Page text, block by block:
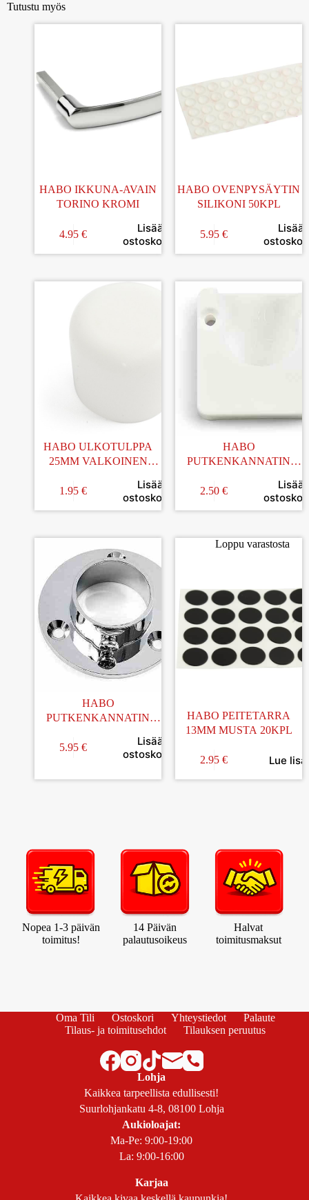
Tutustu myös
HABO IKKUNA-AVAIN
TORINO KROMI
4.95 €
Lisää
ostoskoriin
HABO OVENPYSÄYTIN
SILIKONI 50KPL
5.95 €
Lisää
HABO ULKOTULPPA
25MM VALKOINEN
1.95 €
Lisää
ostoskoriin
HABO
PUTKENKANNATIN
25/30MM
2.50 €
Lisää
HABO
PUTKENKANNATIN
5.95 €
Lisää
ostoskoriin
Loppu varastosta
HABO PEITETARRA
13MM MUSTA 20KPL
2.95 € Lue
Nopea 1-3 päivän
toimitus!
14 Päivän
palautusoikeus
Halvat
toimitusmaksut
Oma Tili Ostoskori Yhteystiedot
Palaute
Tilaus- ja toimitusehdot
Tilauksen peruutus
Lohja
Kaikkea tarpeellista edullisesti!
Suurlohjankatu 4-8, 08100 Lohja
Aukioloajat:
Ma-Pe: 9:00-19:00
La: 9:00-16:00
Karjaa